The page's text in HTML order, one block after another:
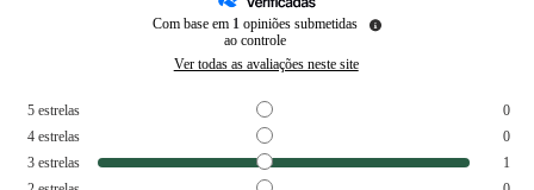
Com base em 1 opiniões submetidas
ao controle
Ver todas as avaliações neste site
5 estrelas
0
4 estrelas
0
3 estrelas
1